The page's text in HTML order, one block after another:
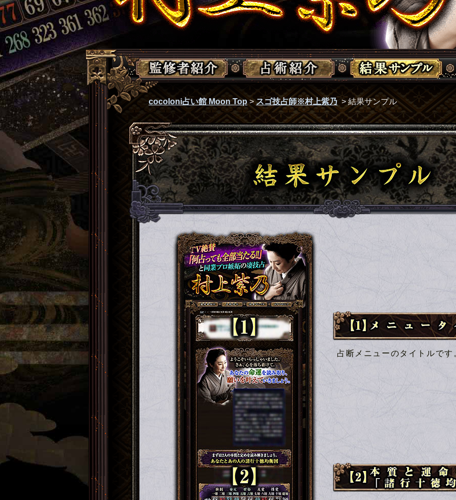
cocoloni占い館 Moon Top>スゴ技占師※村上紫乃 > 結果サンプル
結果サンプル
【1】メニュータイトル
占断メニューのタイトルです
【2】本質と運命を示す「諸行十